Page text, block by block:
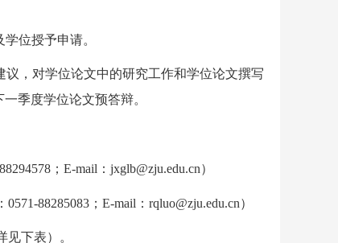
位授予申请。
，对学位论文中的研究工作和学位论文撰写
季度学位论文预答辩。
； E-mail ： jxglb@zju.edu.cn）
0571-88285083 ； E-mail ： rqluo@zju.edu.cn）
下表）。